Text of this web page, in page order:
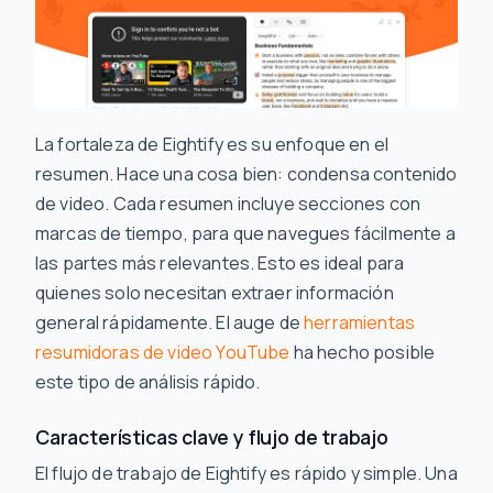
La fortaleza de Eightify es su enfoque en el
resumen. Hace una cosa bien: condensa contenido
de video. Cada resumen incluye secciones con
marcas de tiempo, para que navegues fácilmente a
las partes más relevantes. Esto es ideal para
quienes solo necesitan extraer información
general rápidamente. El auge deherramientas
resumidoras de video YouTube ha hecho posible
este tipo de análisis rápido.
Características clave y flujo de trabajo
El flujo de trabajo de Eightify es rápido y simple. Una